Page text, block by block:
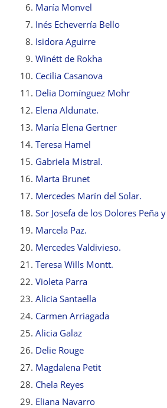
María Monvel
Inés Echeverría Bello
Isidora Aguirre
Winétt de Rokha
Cecilia Casanova
Delia Domínguez Mohr
Elena Aldunate.
María Elena Gertner
Teresa Hamel
Gabriela Mistral.
Marta Brunet
Mercedes Marín del Solar.
Sor Josefa de los Dolores Peña
Marcela Paz.
Mercedes Valdivieso.
Teresa Wills Montt.
Violeta Parra
Alicia Santaella
Carmen Arriagada
Alicia Galaz
Delie Rouge
Magdalena Petit
Chela Reyes
Eliana Navarro